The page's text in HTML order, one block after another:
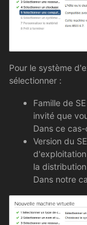
Pour le système
sélectionner :
Famille de
invité que
Dans ce
Version du
la
Dans notre